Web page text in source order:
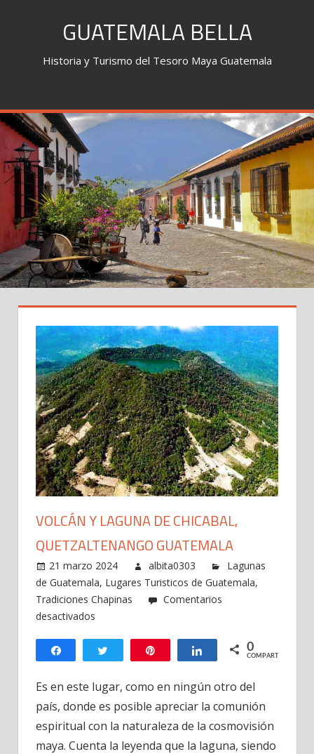
GUATEMALA BELLA
Historia y Turismo del Tesoro Maya Guatemala
VOLCÁN Y LAGUNA DE CHICABAL,
QUETZALTENANGO GUATEMALA
21 marzo 2024 albita0303
Lagunas
de Guatemala, Lugares Turisticos de Guatemala,
Tradiciones Chapinas
Comentarios
desactivados
y
Laguna
de
Chicabal,
Quetzaltenango
Guatemala
Compartir Twittear Compartir
0
COMPARTIR
Es en este lugar, como en ningún otro del
país, donde es posible apreciar la comunión
espiritual con la naturaleza de la cosmovisión
maya. Cuenta la leyenda que la laguna, siendo